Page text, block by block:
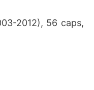
2012), 56 caps,